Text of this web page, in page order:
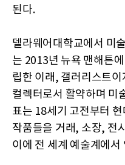
된다.
델라웨어대학교에서 미
는 2013년 뉴욕 맨해튼
립한 이래, 갤러리스트
컬렉터로서 활약하며 미
표는 18세기 고전부터
작품들을 거래, 소장, 전
이에 전 세계 예술계에